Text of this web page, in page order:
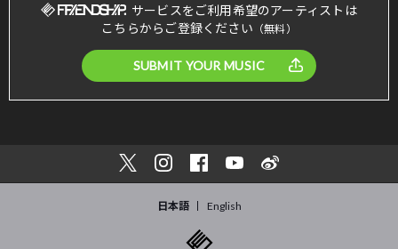
サービスをご利用希望のアーティストは
こちらからご登録ください （無料）
SUBMIT YOUR MUSIC
日本語 English